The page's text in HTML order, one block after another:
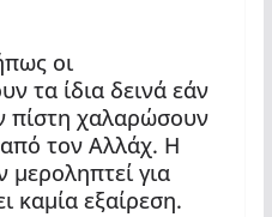
οι
τα ίδια δεινά εάν
πίστη χαλαρώσουν
τον Αλλάχ. Η
μεροληπτεί για
καμία εξαίρεση.